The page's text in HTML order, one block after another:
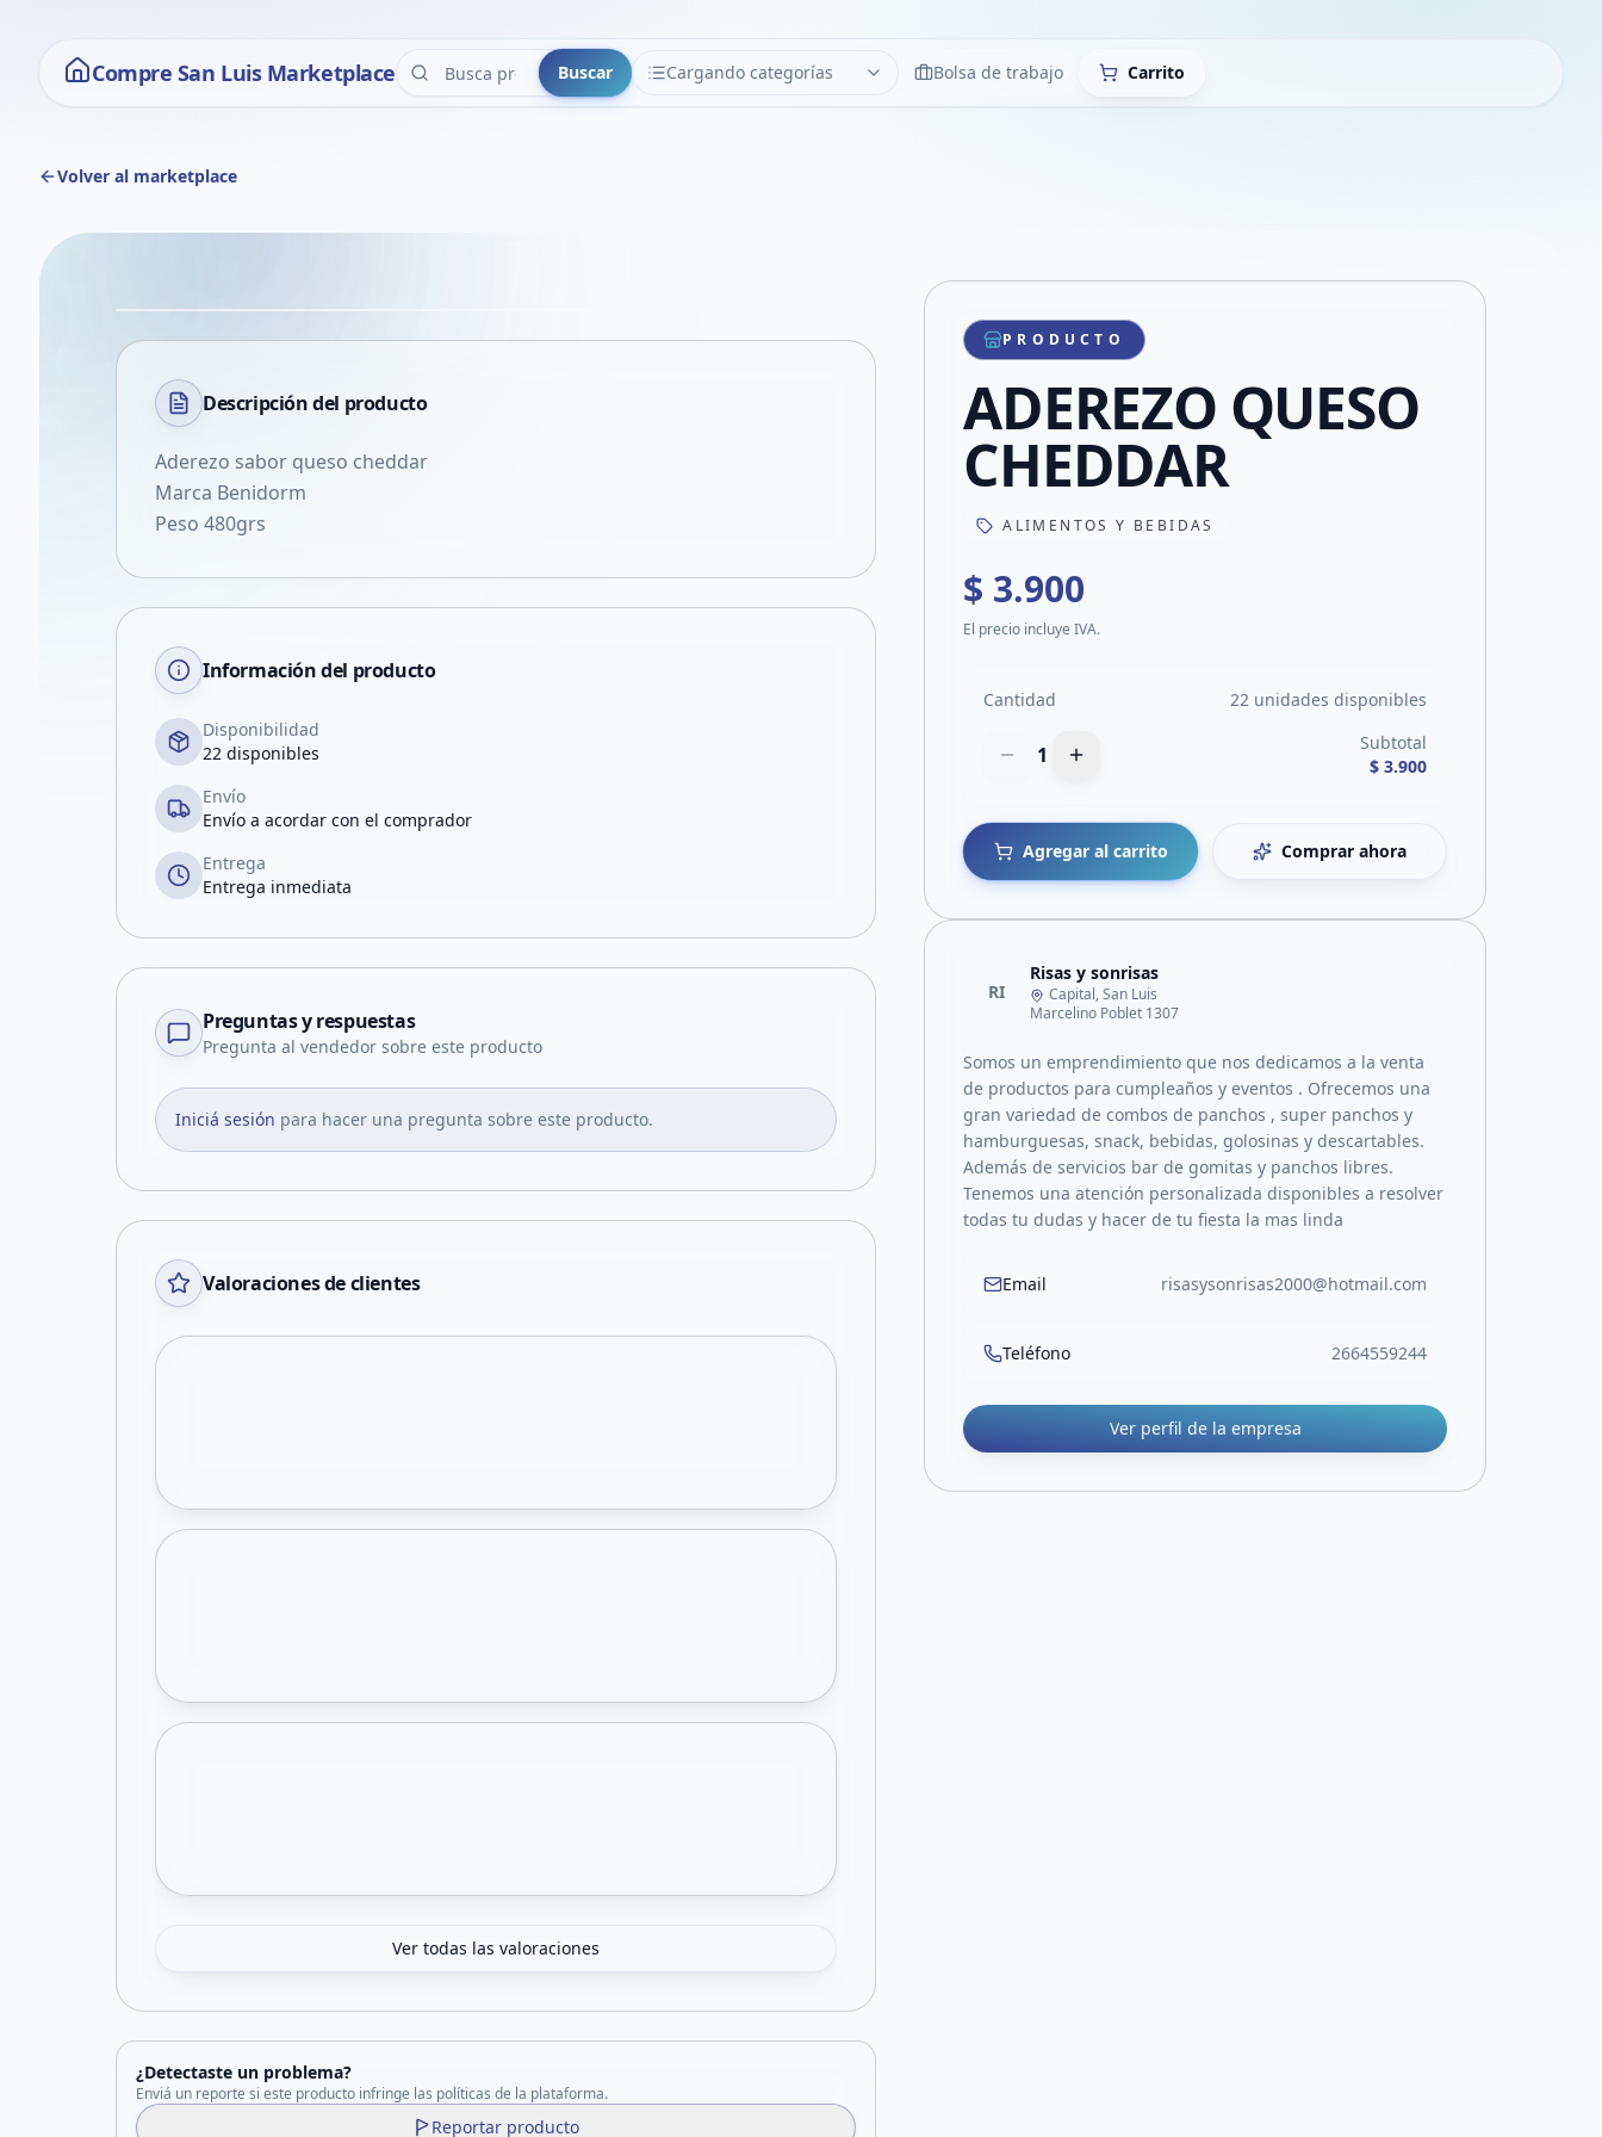
Compre San Luis Marketplace Buscar Cargando categorías
CATEGORÍAS LimpiarBolsa de trabajo Carrito
Volver al marketplace
VER EN PANTALLA COMPLETA
Compartir producto
Compartir por WhatsApp
Compartir por mail
Compartir en Facebook
Compartir en X
Descripción del producto
Aderezo sabor queso cheddar
Marca Benidorm
Peso 480grs
Información del producto
Disponibilidad
22 disponibles
Envío
Envío a acordar con el comprador
Entrega
Entrega inmediata
Preguntas y respuestas
Pregunta al vendedor sobre este producto
Iniciá sesión para hacer una pregunta sobre este producto.
Valoraciones de clientes
Ver todas las valoraciones
¿Detectaste un problema?
Enviá un reporte si este producto infringe las políticas de la plataforma.
Reportar producto
PRODUCTO
ADEREZO QUESO
CHEDDAR
ALIMENTOS Y BEBIDAS
$ 3.900
El precio incluye IVA.
Cantidad 22 unidades disponibles
1
Subtotal
$ 3.900
Agregar al carrito Comprar ahora
RI
Risas y sonrisas
Capital, San Luis
Marcelino Poblet 1307
Somos un emprendimiento que nos dedicamos a la venta
de productos para cumpleaños y eventos . Ofrecemos una
gran variedad de combos de panchos , super panchos y
hamburguesas, snack, bebidas, golosinas y descartables.
Además de servicios bar de gomitas y panchos libres.
Tenemos una atención personalizada disponibles a resolver
todas tu dudas y hacer de tu fiesta la mas linda
Email risasysonrisas2000@hotmail.com
Teléfono 2664559244
Ver perfil de la empresa